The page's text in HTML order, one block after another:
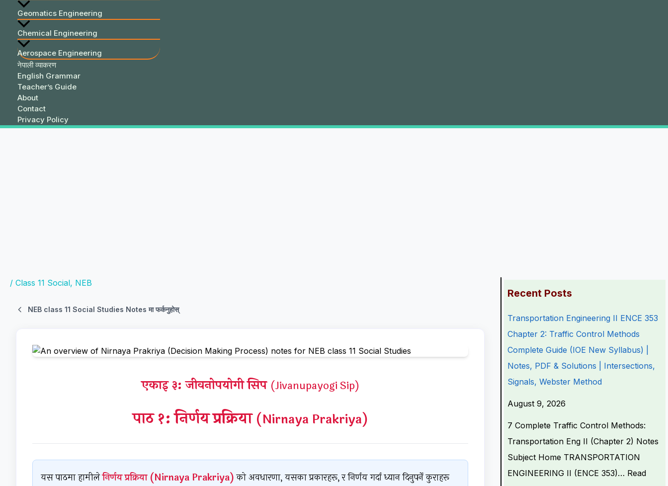
Geomatics Engineering
Chemical Engineering
Aerospace Engineering
नेपाली व्याकरण
English Grammar
Teacher’s Guide
About
Contact
Privacy Policy
/ Class 11 Social, NEB
NEB class 11 Social Studies Notes मा फर्कनुहोस्
एकाइ ३: जीवनोपयोगी सिप (Jivanupayogi Sip)
पाठ १: निर्णय प्रक्रिया (Nirnaya Prakriya)
यस पाठमा हामीलेनिर्णय प्रक्रिया (Nirnaya Prakriya)को अवधारणा, यसका प्रकारहरू, र निर्णय गर्दा ध्यान दिनुपर्ने कुराहरू
Recent Posts
Transportation Engineering II ENCE 353
Chapter 2: Traffic Control Methods
Complete Guide (IOE New Syllabus) |
Notes, PDF & Solutions | Intersections,
Signals, Webster Method
August 9, 2026
7 Complete Traffic Control Methods:
Transportation Eng II (Chapter 2) Notes
Subject Home TRANSPORTATION
ENGINEERING II (ENCE 353)… Read
r
a
n
s
p
t
a
t
i
r
s
a
r
o
f
e
s
o
n
a
l
r
o
f
e
s
o
n
a
l
r
o
f
e
o
n
a
l